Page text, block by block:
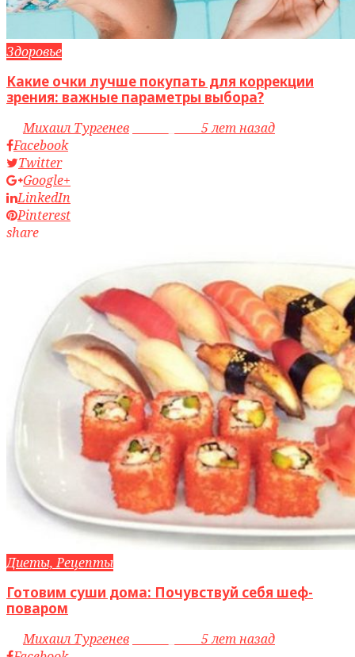
Здоровье
Какие очки лучше покупать для коррекции
зрения: важные параметры выбора?
byМихаил Тургенев
5 лет назад
Facebook
Twitter
Google+
LinkedIn
Pinterest
share
Диеты, Рецепты
Готовим суши дома: Почувствуй себя шеф-
поваром
byМихаил Тургенев
5 лет назад